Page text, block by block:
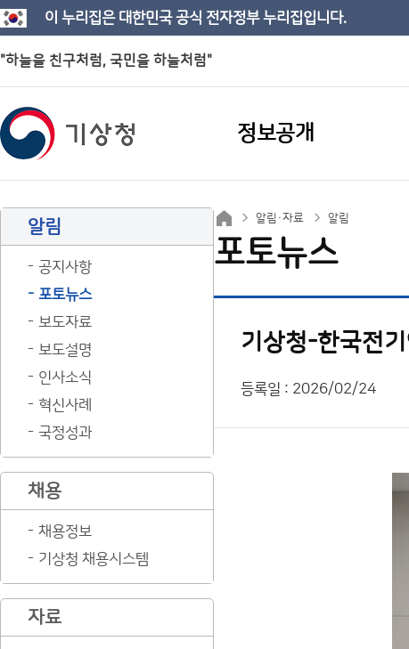
이 누리집은 대한민국 공식 전자정부 누리집입니다.
"하늘을 친구처럼, 국민을 하늘처럼"
정보공개
알림
공지사항
포토뉴스
보도자료
보도설명
인사소식
혁신사례
국정성과
채용
채용정보
기상청 채용시스템
자료
알림·자료 알림
포토뉴스
기상청-한국전
등록일 : 2026/02/24